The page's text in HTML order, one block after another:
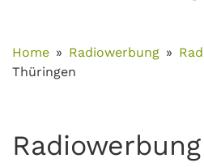
Home Radiowerbung
Thüringen